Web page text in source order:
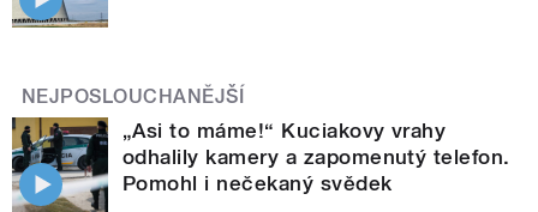
NEJPOSLOUCHANĚJŠÍ
„Asi to máme!“ Kuciakovy vrahy
odhalily kamery a zapomenutý telefon.
Pomohl i nečekaný svědek